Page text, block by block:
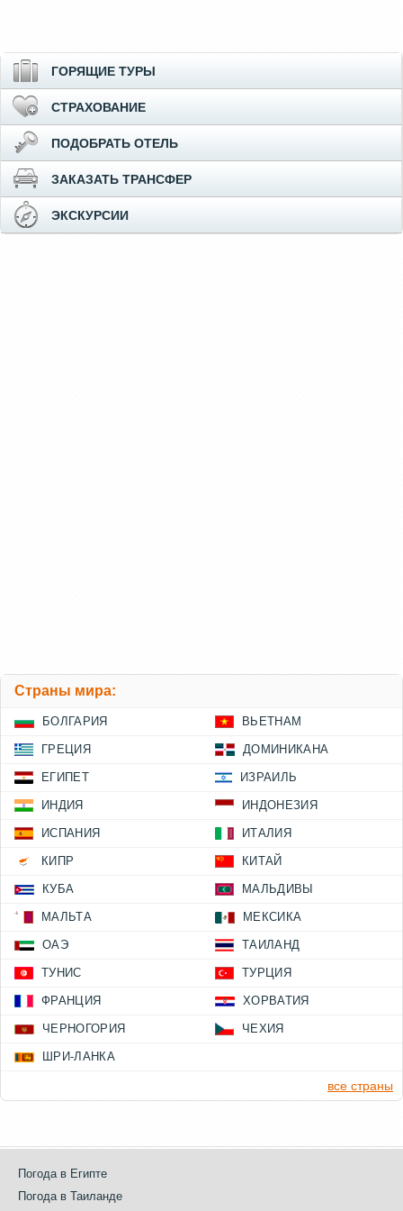
ГОРЯЩИЕ ТУРЫ
СТРАХОВАНИЕ
ПОДОБРАТЬ ОТЕЛЬ
ЗАКАЗАТЬ ТРАНСФЕР
ЭКСКУРСИИ
Страны мира:
БОЛГАРИЯ ВЬЕТНАМ
ГРЕЦИЯ ДОМИНИКАНА
ЕГИПЕТ ИЗРАИЛЬ
ИНДИЯ ИНДОНЕЗИЯ
ИСПАНИЯ ИТАЛИЯ
КИПР КИТАЙ
КУБА МАЛЬДИВЫ
МАЛЬТА МЕКСИКА
ОАЭ ТАИЛАНД
ТУНИС ТУРЦИЯ
ФРАНЦИЯ ХОРВАТИЯ
ЧЕРНОГОРИЯ ЧЕХИЯ
ШРИ-ЛАНКА
все страны
Погода в Египте
Погода в Таиланде